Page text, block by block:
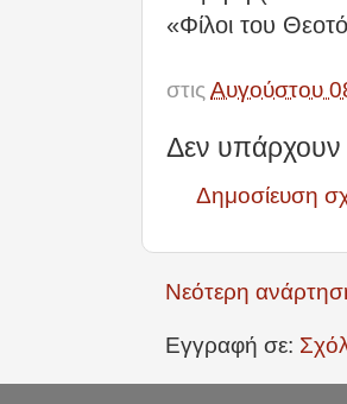
«Φίλοι του
στις Αυγούστου
Δεν υπάρχουν
Δημοσίευση
Νεότερη
Εγγραφή σε: